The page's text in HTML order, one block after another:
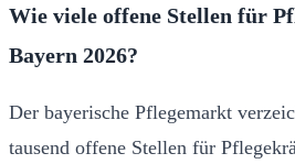
Wie viele offene Stellen für
Bayern 2026?
Der bayerische Pflegemarkt
tausend offene Stellen für